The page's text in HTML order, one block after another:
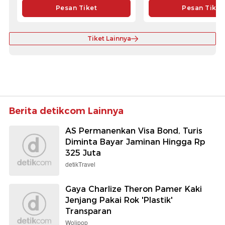
Pesan Tiket Pesan Tiket
Tiket Lainnya
Berita detikcom Lainnya
AS Permanenkan Visa Bond, Turis
Diminta Bayar Jaminan Hingga Rp
325 Juta
detikTravel
Gaya Charlize Theron Pamer Kaki
Jenjang Pakai Rok 'Plastik'
Transparan